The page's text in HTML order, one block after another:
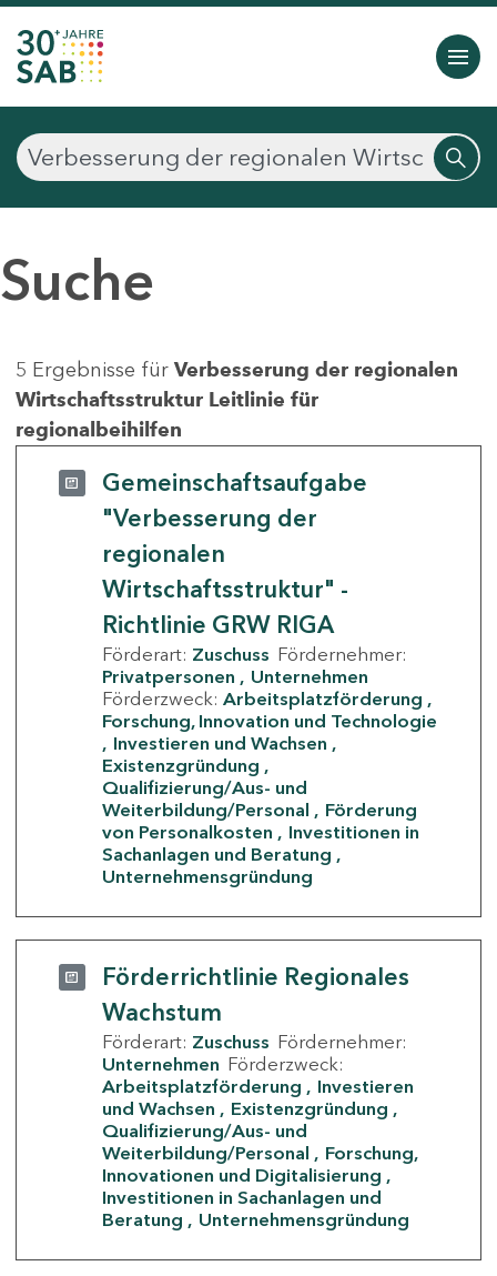
Suche
5 Ergebnisse für Verbesserung der regionalen
Wirtschaftsstruktur Leitlinie für
regionalbeihilfen
Gemeinschaftsaufgabe
"Verbesserung der
regionalen
Wirtschaftsstruktur" -
Richtlinie GRW RIGA
Förderart: Zuschuss Fördernehmer:
Privatpersonen
Unternehmen
Förderzweck: Arbeitsplatzförderung
Forschung, Innovation und Technologie
Investieren und Wachsen
Existenzgründung
Qualifizierung/Aus- und
Weiterbildung/Personal
Förderung
von Personalkosten
Investitionen in
Sachanlagen und Beratung
Unternehmensgründung
Förderrichtlinie Regionales
Wachstum
Förderart: Zuschuss Fördernehmer:
Unternehmen Förderzweck:
Arbeitsplatzförderung
Investieren
und Wachsen
Existenzgründung
Qualifizierung/Aus- und
Weiterbildung/Personal
Forschung,
Innovationen und Digitalisierung
Investitionen in Sachanlagen und
Beratung
Unternehmensgründung